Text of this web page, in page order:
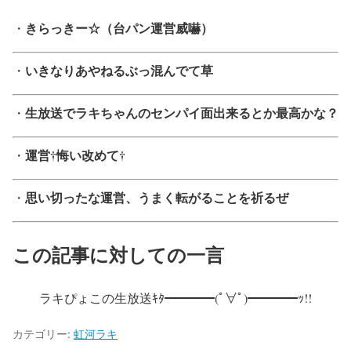
・ きらっきー☆（台パン運営威嚇）
・ いきなりあやねるぶっ混んでて草
・ 生放送でラキちゃんのセンパイ面出来るとか最高かな？
・ 運営†悔い改めて†
・ 思い切ったな運営、うまく転がることを祈るぜ
この記事に対しての一言
ラキぴょこの生放送ｷﾀ━━━━(ﾟ∀ﾟ)━━━━ｯ!!
カテゴリー: 虹河ラキ